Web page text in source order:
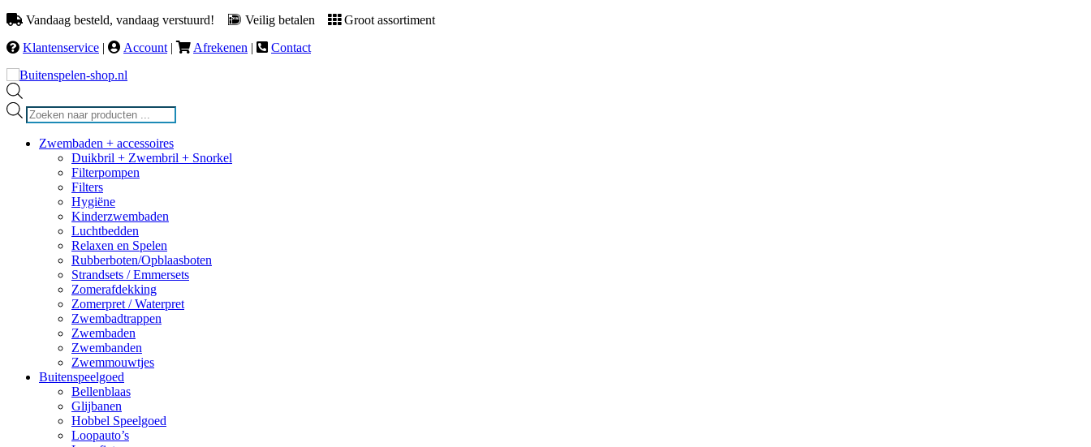
Vandaag besteld, vandaag verstuurd! Veilig betalen
Groot assortiment
Klantenservice | Account | Afrekenen | Contact
Producten
zoeken
Zwembaden + accessoires
Duikbril + Zwembril + Snorkel
Filterpompen
Filters
Hygiëne
Kinderzwembaden
Luchtbedden
Relaxen en Spelen
Rubberboten/Opblaasboten
Strandsets / Emmersets
Zomerafdekking
Zomerpret / Waterpret
Zwembadtrappen
Zwembaden
Zwembanden
Zwemmouwtjes
Buitenspeelgoed
Bellenblaas
Glijbanen
Hobbel Speelgoed
Loopauto’s